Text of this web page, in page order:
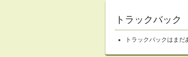
トラックバック
トラックバックはまだ